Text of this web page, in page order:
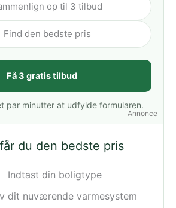
Annonce
op til 3 tilbud
Find den bedste pris
Få 3 gratis tilbud
par minutter at udfylde formularen.
du den bedste pris
Indtast din boligtype
dit nuværende varmesystem